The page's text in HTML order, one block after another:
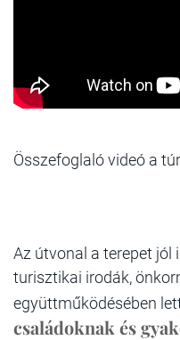
Összefoglaló videó a
Az útvonal a terepet jól
turisztikai irodák,
együttműködésében
családoknak és